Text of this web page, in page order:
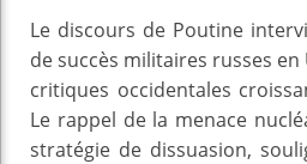
Le discours de Poutine
de succès militaires russes
critiques occidentales
Le rappel de la menace
stratégie de dissuasion,